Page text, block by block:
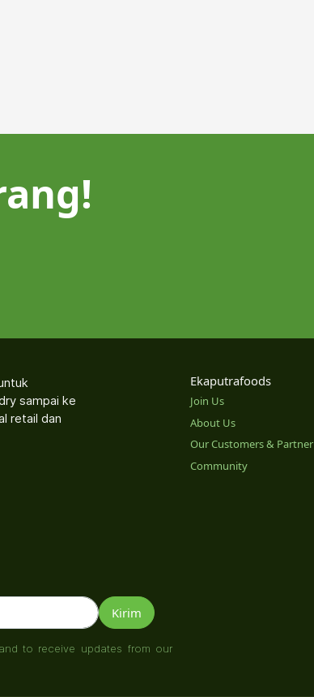
sampai ke
retail dan
Ekaputrafoods
Join Us
About Us
Our Customers & Partner
Community
and to receive updates from our